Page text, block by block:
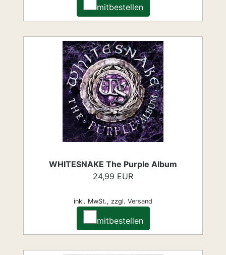
mitbestellen
WHITESNAKE The Purple Album
24,99 EUR
inkl. MwSt., zzgl. Versand
mitbestellen